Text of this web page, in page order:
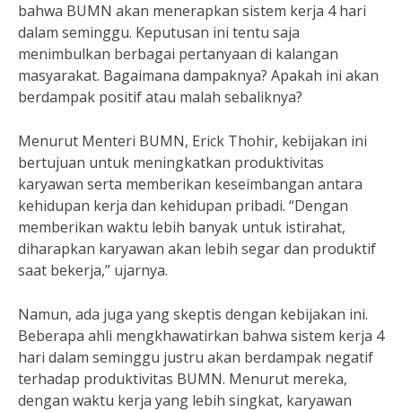
bahwa BUMN akan menerapkan sistem kerja 4 hari
dalam seminggu. Keputusan ini tentu saja
menimbulkan berbagai pertanyaan di kalangan
masyarakat. Bagaimana dampaknya? Apakah ini akan
berdampak positif atau malah sebaliknya?
Menurut Menteri BUMN, Erick Thohir, kebijakan ini
bertujuan untuk meningkatkan produktivitas
karyawan serta memberikan keseimbangan antara
kehidupan kerja dan kehidupan pribadi. “Dengan
memberikan waktu lebih banyak untuk istirahat,
diharapkan karyawan akan lebih segar dan produktif
saat bekerja,” ujarnya.
Namun, ada juga yang skeptis dengan kebijakan ini.
Beberapa ahli mengkhawatirkan bahwa sistem kerja 4
hari dalam seminggu justru akan berdampak negatif
terhadap produktivitas BUMN. Menurut mereka,
dengan waktu kerja yang lebih singkat, karyawan